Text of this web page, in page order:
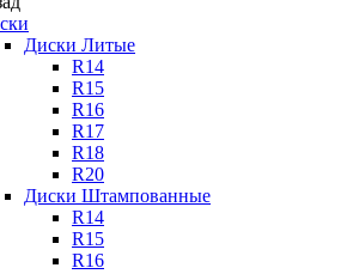
Диски Литые
R14
R15
R16
R17
R18
R20
Диски Штампованные
R14
R15
R16